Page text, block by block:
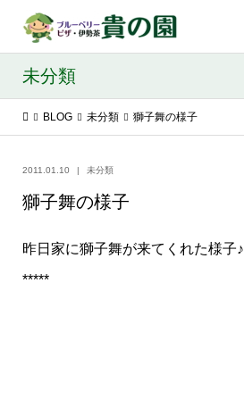
未分類
BLOG 未分類 獅子舞の様子
2011.01.10 未分類
獅子舞の様子
昨日家に獅子舞が来てくれた様子♪
*****